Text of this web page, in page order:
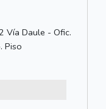
Vía Daule - Ofic.
Piso